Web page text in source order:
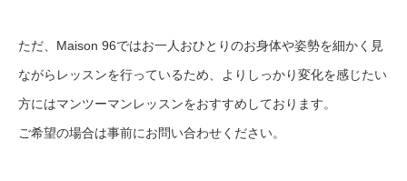
ただ、Maison 96ではお一人おひとりのお身体や姿勢を細かく見
ながらレッスンを行っているため、よりしっかり変化を感じたい
方にはマンツーマンレッスンをおすすめしております。
ご希望の場合は事前にお問い合わせください。